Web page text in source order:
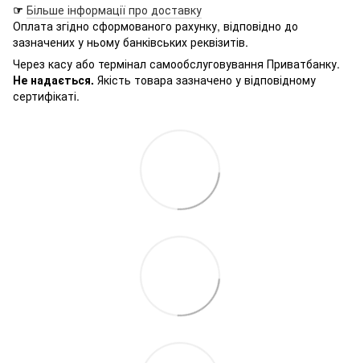
☞ Більше інформації про доставку
Оплата згідно сформованого рахунку, відповідно до
зазначених у ньому банківських реквізитів.
Через касу або термінал самообслуговування Приватбанку.
Не надається. Якість товара зазначено у відповідному
сертифікаті.